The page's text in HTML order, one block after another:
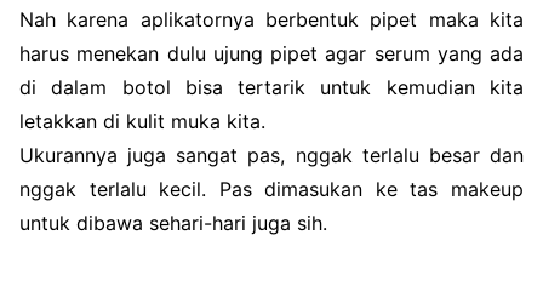
Nah karena aplikatornya berbentuk pipet maka kita
harus menekan dulu ujung pipet agar serum yang ada
di dalam botol bisa tertarik untuk kemudian kita
letakkan di kulit muka kita.
Ukurannya juga sangat pas, nggak terlalu besar dan
nggak terlalu kecil. Pas dimasukan ke tas makeup
untuk dibawa sehari-hari juga sih.